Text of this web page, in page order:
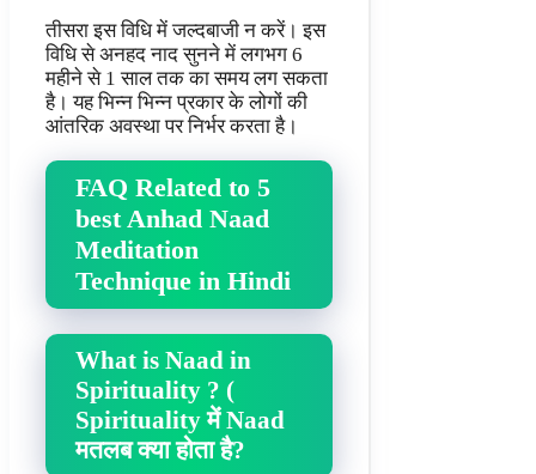
तीसरा इस विधि में जल्दबाजी न करें। इस
विधि से अनहद नाद सुनने में लगभग 6
महीने से 1 साल तक का समय लग सकता
है। यह भिन्न भिन्न प्रकार के लोगों की
आंतरिक अवस्था पर निर्भर करता है।
FAQ Related to 5
best Anhad Naad
Meditation
Technique in Hindi
What is Naad in
Spirituality ? (
Spirituality में Naad
मतलब क्या होता है?